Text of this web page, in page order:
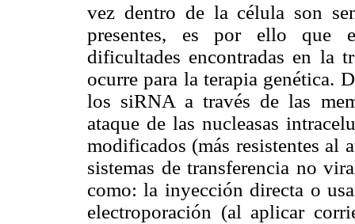
vez dentro de la célula son
presentes, es por ello que
dificultades encontradas en la
ocurre para la terapia genética.
los siRNA a través de las
ataque de las nucleasas
modificados (más resistentes al
sistemas de transferencia no
como: la inyección directa o
electroporación (al aplicar